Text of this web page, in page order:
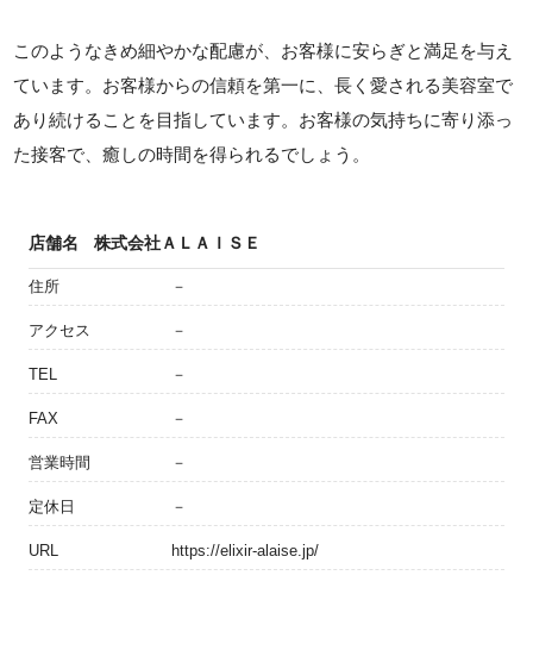
このようなきめ細やかな配慮が、お客様に安らぎと満足を与え
ています。お客様からの信頼を第一に、長く愛される美容室で
あり続けることを目指しています。お客様の気持ちに寄り添っ
た接客で、癒しの時間を得られるでしょう。
店舗名 株式会社ＡＬＡＩＳＥ
住所 －
アクセス －
TEL －
FAX －
営業時間 －
定休日 －
URL https://elixir-alaise.jp/